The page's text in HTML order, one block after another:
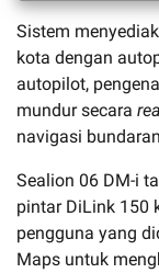
Sistem
kota dengan
autopilot,
mundur secara
navigasi
Sealion 06 DM-i
pintar DiLink 150
pengguna yang
Maps untuk